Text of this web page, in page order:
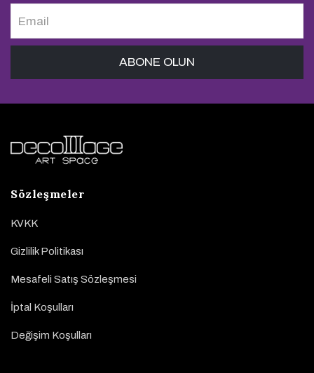
Sözleşmeler
KVKK
Gizlilik Politikası
Mesafeli Satış Sözleşmesi
İptal Koşulları
Değişim Koşulları